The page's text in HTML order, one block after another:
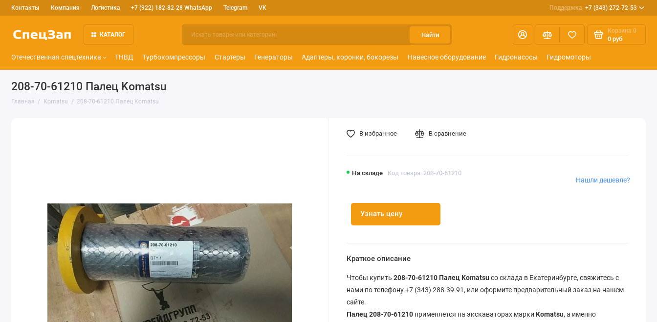
Контакты Компания Логистика +7 (922) 182-82-28 WhatsApp Telegram VK Поддержка +7 (343) 272-72-53
КАТАЛОГ Найти
Корзина 0
0 руб
Отечественная спецтехника ТНВД Турбокомпрессоры Стартеры Генераторы Адаптеры, коронки, бокорезы Навесное оборудование Гидронасосы Гидромоторы
208-70-61210 Палец Komatsu
Главная Komatsu 208-70-61210 Палец Komatsu
На складе Код товара: 208-70-61210
Узнать цену
Нашли дешевле?
В избранное В сравнение
Краткое описание
Чтобы купить 208-70-61210 Палец Komatsu со склада в Екатеринбурге, свяжитесь с
нами по телефону +7 (343) 288-39-91, или оформите предварительный заказ на нашем
сайте.
Палец 208-70-61210применяется на экскаваторах марки Komatsu, а именно